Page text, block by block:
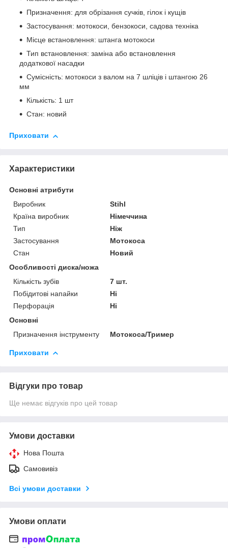
Призначення: для обрізання сучків, гілок і кущів
Застосування: мотокоси, бензокоси, садова техніка
Місце встановлення: штанга мотокоси
Тип встановлення: заміна або встановлення
додаткової насадки
Сумісність: мотокоси з валом на 7 шліців і штангою 26
мм
Кількість: 1 шт
Стан: новий
Приховати
Характеристики
Основні атрибути
Виробник
Stihl
Країна виробник
Німеччина
Тип
Ніж
Застосування
Мотокоса
Стан
Новий
Особливості диска/ножа
Кількість зубів
7 шт.
Побідитові напайки
Ні
Перфорація
Ні
Основні
Призначення інструменту
Мотокоса/Тример
Приховати
Відгуки про товар
Ще немає відгуків про цей товар
Умови доставки
Нова Пошта
Самовивіз
Всі умови доставки
Умови оплати